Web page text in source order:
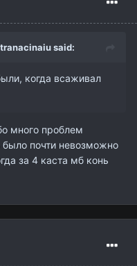
said:
когда всаживал
много проблем
было почти невозможно
за 4 каста мб конь